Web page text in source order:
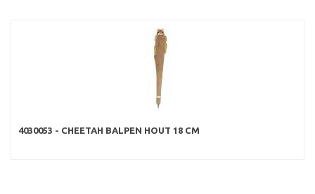
4030053 - CHEETAH BALPEN HOUT 18 CM